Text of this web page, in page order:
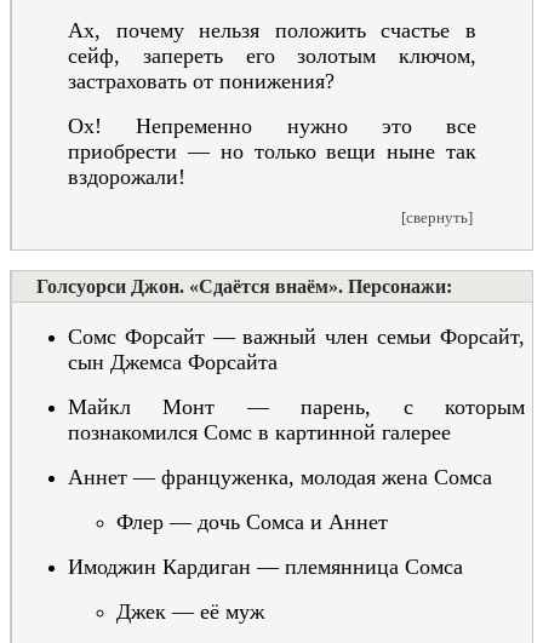
Ах, почему нельзя положить счастье в
сейф, запереть его золотым ключом,
застраховать от понижения?
Ох! Непременно нужно это все
приобрести — но только вещи ныне так
вздорожали!
[свернуть]
Голсуорси Джон. «Сдаётся внаём». Персонажи:
Сомс Форсайт — важный член семьи Форсайт,
сын Джемса Форсайта
Майкл Монт — парень, с которым
познакомился Сомс в картинной галерее
Аннет — француженка, молодая жена Сомса
Флер — дочь Сомса и Аннет
Имоджин Кардиган — племянница Сомса
Джек — её муж